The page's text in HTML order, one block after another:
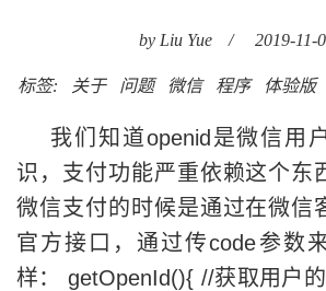
by Liu Yue / 2019-11-
标签: 关于 问题 微信 程序 体验版
我们知道openid是微信用
识，支付功能严重依赖这个东
微信支付的时候是通过在微信
官方接口，通过传code参数
样： getOpenId(){ //获取用户